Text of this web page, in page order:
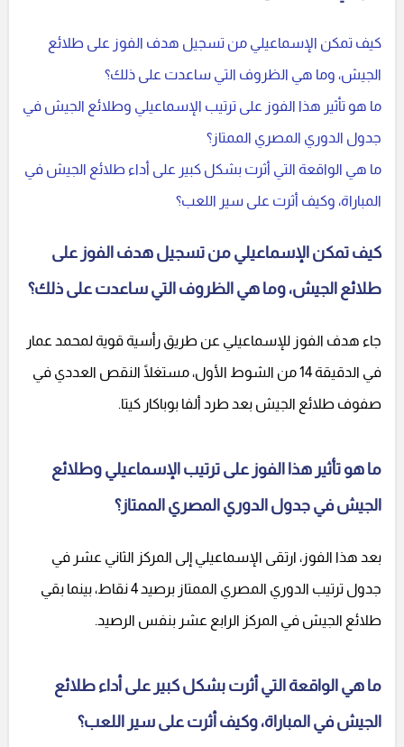
كيف تمكن الإسماعيلي من تسجيل هدف الفوز على طلائع
الجيش، وما هي الظروف التي ساعدت على ذلك؟
ما هو تأثير هذا الفوز على ترتيب الإسماعيلي وطلائع الجيش في
جدول الدوري المصري الممتاز؟
ما هي الواقعة التي أثرت بشكل كبير على أداء طلائع الجيش في
المباراة، وكيف أثرت على سير اللعب؟
كيف تمكن الإسماعيلي من تسجيل هدف الفوز على
طلائع الجيش، وما هي الظروف التي ساعدت على ذلك؟
جاء هدف الفوز للإسماعيلي عن طريق رأسية قوية لمحمد عمار
في الدقيقة 14 من الشوط الأول، مستغلًا النقص العددي في
صفوف طلائع الجيش بعد طرد ألفا بوباكار كيتا.
ما هو تأثير هذا الفوز على ترتيب الإسماعيلي وطلائع
الجيش في جدول الدوري المصري الممتاز؟
بعد هذا الفوز، ارتقى الإسماعيلي إلى المركز الثاني عشر في
جدول ترتيب الدوري المصري الممتاز برصيد 4 نقاط، بينما بقي
طلائع الجيش في المركز الرابع عشر بنفس الرصيد.
ما هي الواقعة التي أثرت بشكل كبير على أداء طلائع
الجيش في المباراة، وكيف أثرت على سير اللعب؟